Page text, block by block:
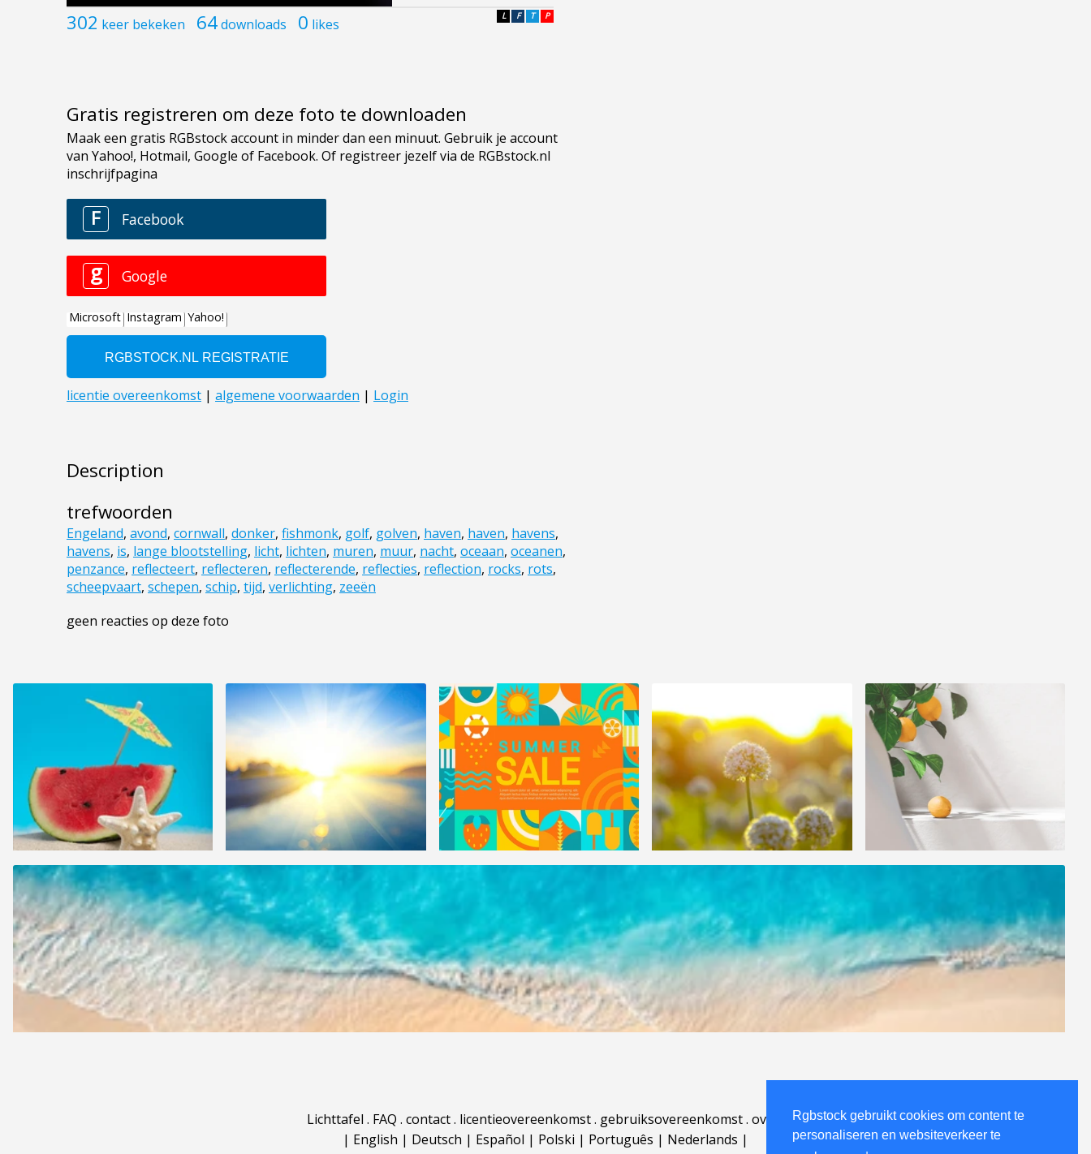
Rgbstock gebruikt cookies om content te
personaliseren en websiteverkeer te
302 keer bekeken 64downloads 0 likes P
T
F
L
Gratis registreren om deze foto te downloaden
Description
trefwoorden
Engeland, avond, cornwall, donker, fishmonk, golf, golven, haven, haven, havens,
havens, is, lange blootstelling, licht, lichten, muren, muur, nacht, oceaan, oceanen,
penzance, reflecteert, reflecteren, reflecterende, reflecties, reflection, rocks, rots,
scheepvaart, schepen, schip, tijd, verlichting, zeeën
geen reacties op deze foto
Lichttafel . FAQ . contact. licentieovereenkomst. gebruiksovereenkomst. over
| English | Deutsch | Español | Polski | Português | Nederlands |